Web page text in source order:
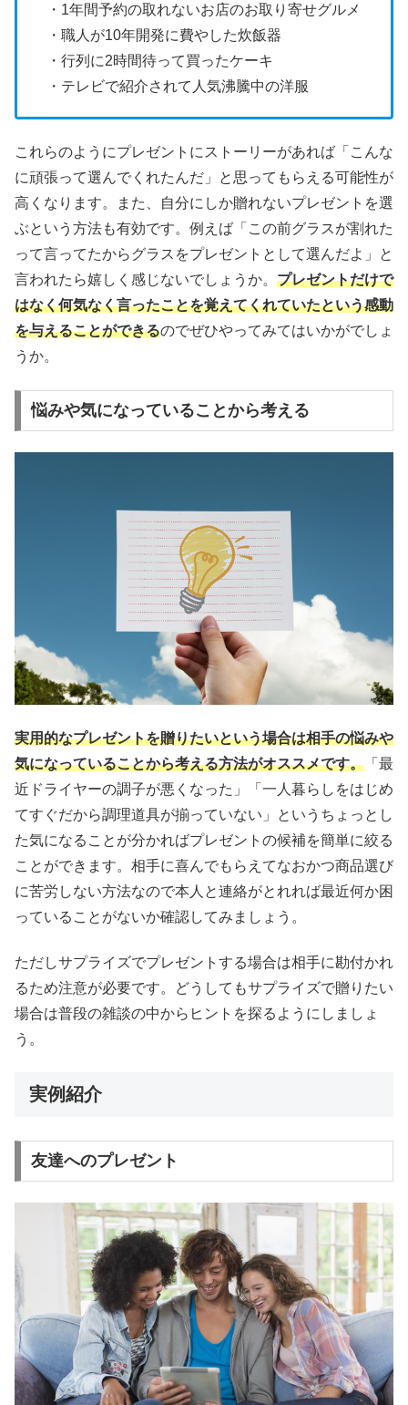
・1年間予約の取れないお店のお取り寄せグルメ
・職人が10年開発に費やした炊飯器
・行列に2時間待って買ったケーキ
・テレビで紹介されて人気沸騰中の洋服
これらのようにプレゼントにストーリーがあれば「こんな
に頑張って選んでくれたんだ」と思ってもらえる可能性が
高くなります。また、自分にしか贈れないプレゼントを選
ぶという方法も有効です。例えば「この前グラスが割れた
って言ってたからグラスをプレゼントとして選んだよ」と
言われたら嬉しく感じないでしょうか。 プレゼントだけで
はなく何気なく言ったことを覚えてくれていたという感動
を与えることができるのでぜひやってみてはいかがでしょ
うか。
悩みや気になっていることから考える
実用的なプレゼントを贈りたいという場合は相手の悩みや
気になっていることから考える方法がオススメです。 「最
近ドライヤーの調子が悪くなった」「一人暮らしをはじめ
てすぐだから調理道具が揃っていない」というちょっとし
た気になることが分かればプレゼントの候補を簡単に絞る
ことができます。相手に喜んでもらえてなおかつ商品選び
に苦労しない方法なので本人と連絡がとれれば最近何か困
っていることがないか確認してみましょう。
ただしサプライズでプレゼントする場合は相手に勘付かれ
るため注意が必要です。どうしてもサプライズで贈りたい
場合は普段の雑談の中からヒントを探るようにしましょ
う。
実例紹介
友達へのプレゼント